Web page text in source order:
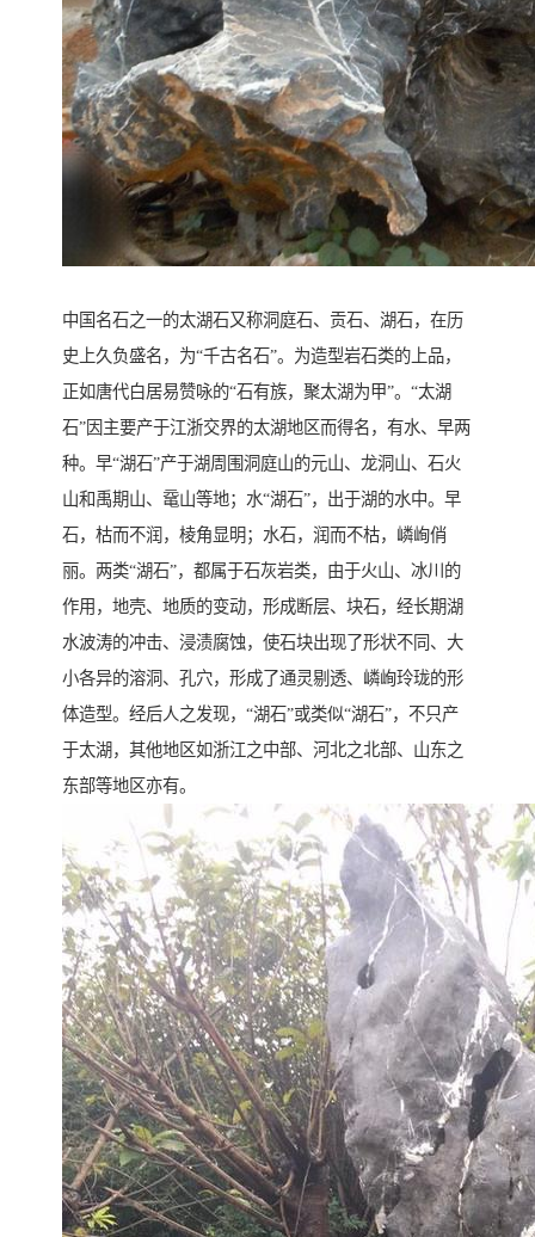
中国名石之一的太湖石又称洞庭石、贡石、湖石，在历
史上久负盛名，为“千古名石”。为造型岩石类的上品，
正如唐代白居易赞咏的“石有族，聚太湖为甲”。“太湖
石”因主要产于江浙交界的太湖地区而得名，有水、早两
种。早“湖石”产于湖周围洞庭山的元山、龙洞山、石火
山和禹期山、鼋山等地；水“湖石”，出于湖的水中。早
石，枯而不润，棱角显明；水石，润而不枯，嶙峋俏
丽。两类“湖石”，都属于石灰岩类，由于火山、冰川的
作用，地壳、地质的变动，形成断层、块石，经长期湖
水波涛的冲击、浸渍腐蚀，使石块出现了形状不同、大
小各异的溶洞、孔穴，形成了通灵剔透、嶙峋玲珑的形
体造型。经后人之发现，“湖石”或类似“湖石”，不只产
于太湖，其他地区如浙江之中部、河北之北部、山东之
东部等地区亦有。